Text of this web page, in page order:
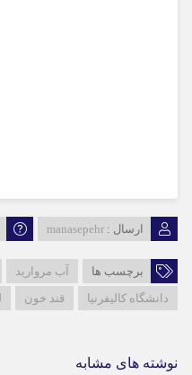
ارسال : manasepehr
برچسب ها آب مروارید
دانشگاه کالیفرنیا
قند خون
نوشته های مشابه